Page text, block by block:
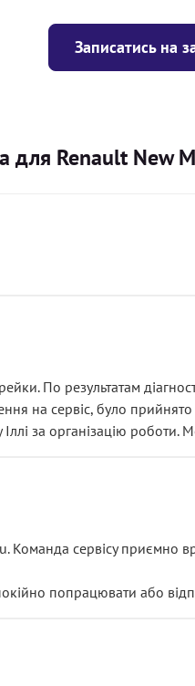
Записатись на
для Renault New
По результатам
на сервіс, було
за організацію роботи.
сервісу приємно
попрацювати або